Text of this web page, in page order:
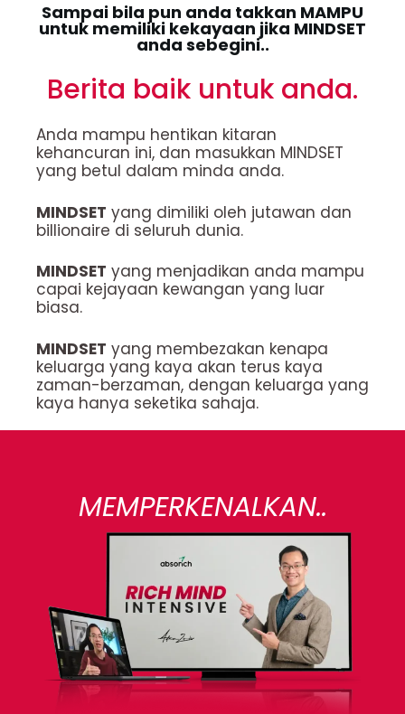
Sampai bila pun anda takkan MAMPU
untuk memiliki kekayaan jika MINDSET
anda sebegini..
Berita baik untuk anda.
Anda mampu hentikan kitaran
kehancuran ini, dan masukkan MINDSET
yang betul dalam minda anda.
MINDSET yang dimiliki oleh jutawan dan
billionaire di seluruh dunia.
MINDSET yang menjadikan anda mampu
capai kejayaan kewangan yang luar
biasa.
MINDSET yang membezakan kenapa
keluarga yang kaya akan terus kaya
zaman-berzaman, dengan keluarga yang
kaya hanya seketika sahaja.
MEMPERKENALKAN..